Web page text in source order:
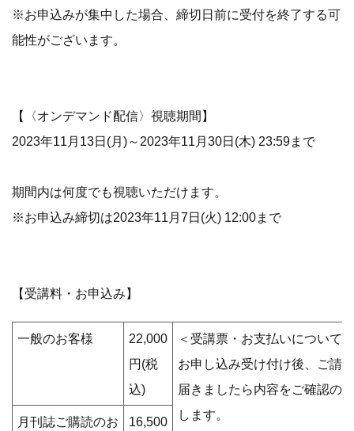
※お申込みが集中した場合、締切日前に受付を終了する可
能性がございます。
【〈オンデマンド配信〉視聴期間】
2023年11月13日(月)～2023年11月30日(木) 23:59まで
期間内は何度でも視聴いただけます。
※お申込み締切は2023年11月7日(火) 12:00まで
【受講料・お申込み】
一般のお客様
22,000
円(税
込)
＜受講票・お支払いについて
お申し込み受け付け後、ご請
届きましたら内容をご確認の
します。
月刊誌ご購読のお
16,500